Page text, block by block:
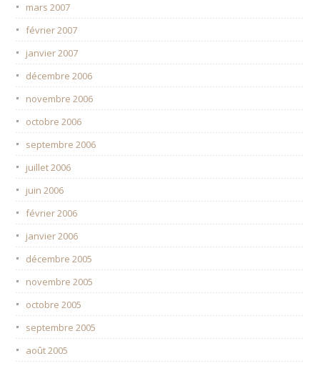
mars 2007
février 2007
janvier 2007
décembre 2006
novembre 2006
octobre 2006
septembre 2006
juillet 2006
juin 2006
février 2006
janvier 2006
décembre 2005
novembre 2005
octobre 2005
septembre 2005
août 2005